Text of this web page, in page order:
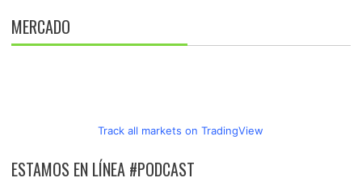
MERCADO
Track all markets on TradingView
ESTAMOS EN LÍNEA #PODCAST